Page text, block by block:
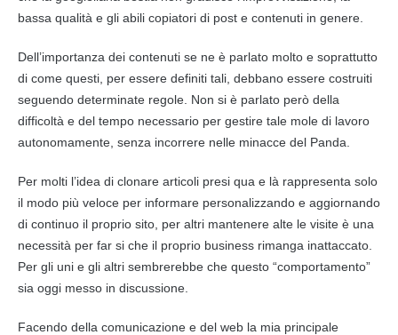
bassa qualità e gli abili copiatori di post e contenuti in genere.
Dell’importanza dei contenuti se ne è parlato molto e soprattutto
di come questi, per essere definiti tali, debbano essere costruiti
seguendo determinate regole. Non si è parlato però della
difficoltà e del tempo necessario per gestire tale mole di lavoro
autonomamente, senza incorrere nelle minacce del Panda.
Per molti l’idea di clonare articoli presi qua e là rappresenta solo
il modo più veloce per informare personalizzando e aggiornando
di continuo il proprio sito, per altri mantenere alte le visite è una
necessità per far si che il proprio business rimanga inattaccato.
Per gli uni e gli altri sembrerebbe che questo “comportamento”
sia oggi messo in discussione.
Facendo della comunicazione e del web la mia principale